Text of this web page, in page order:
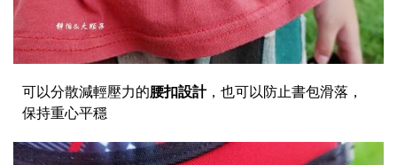
可以分散減輕壓力的腰扣設計，也可以防止書包滑落，
保持重心平穩